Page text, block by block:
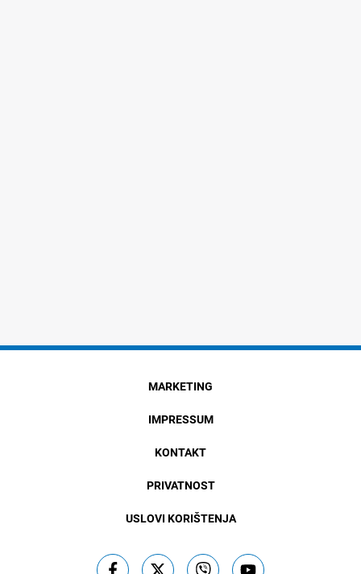
MARKETING
IMPRESSUM
KONTAKT
PRIVATNOST
USLOVI KORIŠTENJA